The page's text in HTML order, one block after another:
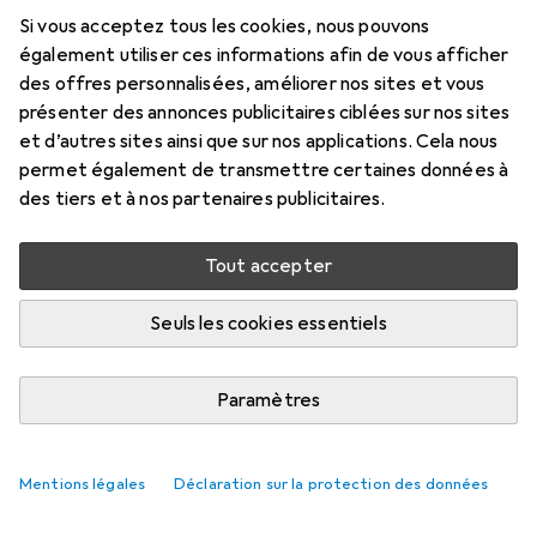
Si vous acceptez tous les cookies, nous pouvons
également utiliser ces informations afin de vous afficher
des offres personnalisées, améliorer nos sites et vous
présenter des annonces publicitaires ciblées sur nos sites
et d’autres sites ainsi que sur nos applications. Cela nous
permet également de transmettre certaines données à
des tiers et à nos partenaires publicitaires.
Tout accepter
Seuls les cookies essentiels
Paramètres
Mentions légales Déclaration sur la protection des données